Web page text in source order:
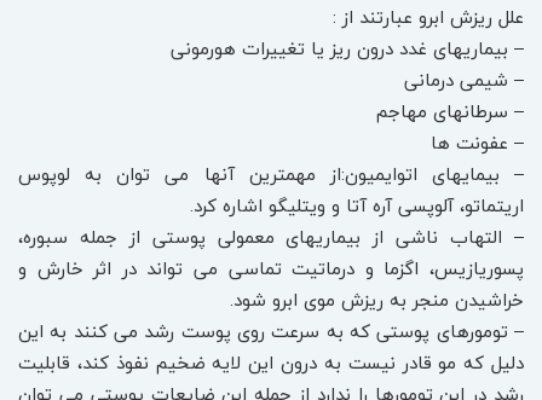
علل ریزش ابرو عبارتند از :
– بیماریهای غدد درون ریز یا تغییرات هورمونی
– شیمی درمانی
– سرطانهای مهاجم
– عفونت ها
– بیمایهای اتوایمیون:از مهمترین آنها می توان به لوپوس
اریتماتو، آلوپسی آره آتا و ویتلیگو اشاره کرد.
– التهاب ناشی از بیماریهای معمولی پوستی از جمله سبوره،
پسوریازیس، اگزما و درماتیت تماسی می تواند در اثر خارش و
خراشیدن منجر به ریزش موی ابرو شود.
– تومورهای پوستی که به سرعت روی پوست رشد می کنند به این
دلیل که مو قادر نیست به درون این لایه ضخیم نفوذ کند، قابلیت